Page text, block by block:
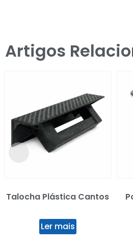
Artigos
Talocha Plástica Cantos
Ler mais